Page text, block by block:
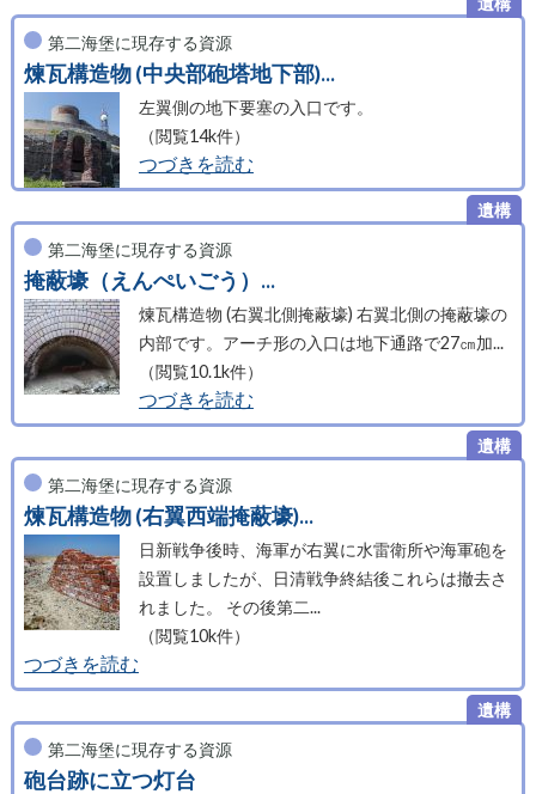
第二海堡に現存する資源
煉瓦構造物 (中央部砲塔地下部)...
左翼側の地下要塞の入口です。
（閲覧14k件）
つづきを読む
第二海堡に現存する資源
掩蔽壕（えんぺいごう）...
煉瓦構造物 (右翼北側掩蔽壕) 右翼北側の掩蔽壕の
内部です。アーチ形の入口は地下通路で27㎝加...
（閲覧10.1k件）
つづきを読む
第二海堡に現存する資源
煉瓦構造物 (右翼西端掩蔽壕)...
日新戦争後時、海軍が右翼に水雷衛所や海軍砲を
設置しましたが、日清戦争終結後これらは撤去さ
れました。 その後第二...
（閲覧10k件）
つづきを読む
第二海堡に現存する資源
砲台跡に立つ灯台